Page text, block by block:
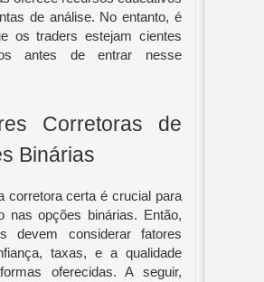
de análise. No entanto, é
os traders estejam cientes
antes de entrar nesse
Corretoras de
Binárias
corretora certa é crucial para
nas opções binárias. Então,
devem considerar fatores
taxas, e a qualidade
oferecidas. A seguir,